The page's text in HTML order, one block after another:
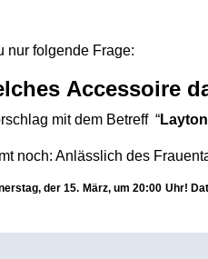
nur folgende Frage:
Accessoire
mit dem Betreff “
noch: Anlässlich des
der 15. März, um 20:00 Uhr!